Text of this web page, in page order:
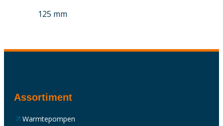
125 mm
Assortiment
Warmtepompen